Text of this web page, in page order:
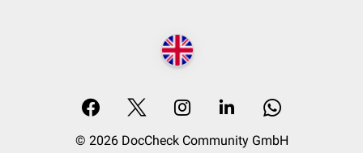
© 2026 DocCheck Community GmbH